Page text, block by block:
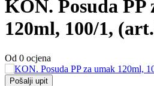
KON. Posuda PP
120ml, 100/1,
Od 0 ocjena
Pošalji upit